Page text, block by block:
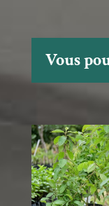
Vous